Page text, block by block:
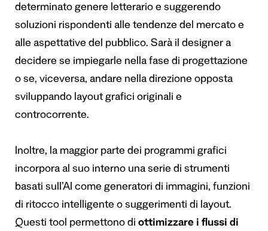
determinato genere letterario e suggerendo
soluzioni rispondenti alle tendenze del mercato e
alle aspettative del pubblico. Sarà il designer a
decidere se impiegarle nella fase di progettazione
o se, viceversa, andare nella direzione opposta
sviluppando layout grafici originali e
controcorrente.
Inoltre, la maggior parte dei programmi grafici
incorpora al suo interno una serie di strumenti
basati sull’AI come generatori di immagini, funzioni
di ritocco intelligente o suggerimenti di layout.
Questi tool permettono di ottimizzare i flussi di